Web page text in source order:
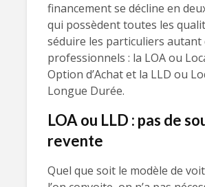
financement se décline en
qui possèdent toutes les
séduire les particuliers autant
professionnels : la LOA ou
Option d’Achat et la LLD ou
Longue Durée.
LOA ou LLD : pas de
revente
Quel que soit le modèle de